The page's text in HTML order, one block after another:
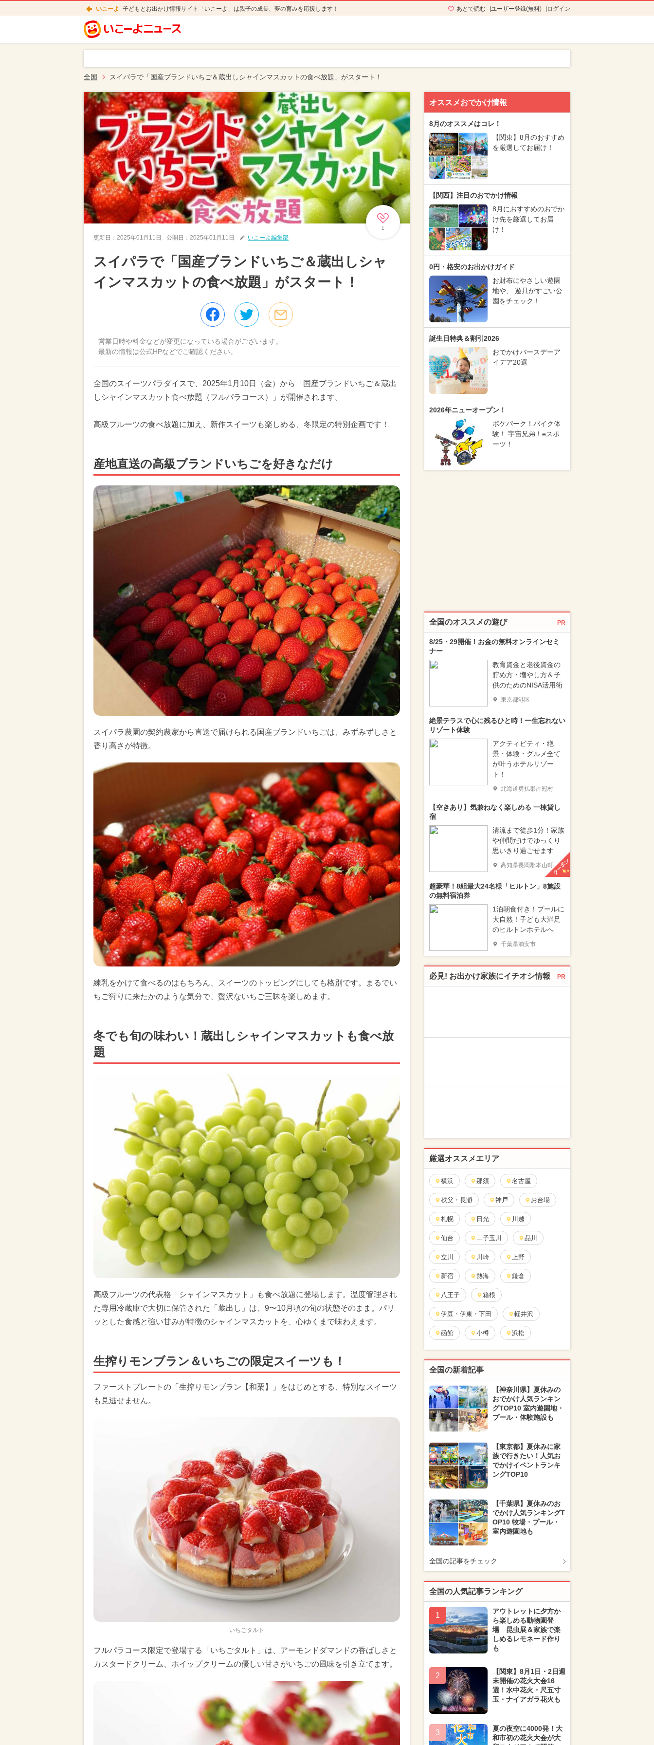
いこーよ 子どもとお出かけ情報サイト「いこーよ」は親子の成長、夢の育みを応援します！ あとで読む ユーザー登録(無料) ログイン
全国 スイパラで「国産ブランドいちご＆蔵出しシャインマスカットの食べ放題」がスタート！
1
更新日： 2025年01月11日 公開日： 2025年01月11日 いこーよ編集部
スイパラで「国産ブランドいちご＆蔵出しシャ
インマスカットの食べ放題」がスタート！
営業日時や料金などが変更になっている場合がございます。
最新の情報は公式HPなどでご確認ください。
全国のスイーツパラダイスで、2025年1月10日（金）から「国産ブランドいちご＆蔵出
しシャインマスカット食べ放題（フルパラコース）」が開催されます。
高級フルーツの食べ放題に加え、新作スイーツも楽しめる、冬限定の特別企画です！
産地直送の高級ブランドいちごを好きなだけ
スイパラ農園の契約農家から直送で届けられる国産ブランドいちごは、みずみずしさと
香り高さが特徴。
練乳をかけて食べるのはもちろん、スイーツのトッピングにしても格別です。まるでい
ちご狩りに来たかのような気分で、贅沢ないちご三昧を楽しめます。
冬でも旬の味わい！蔵出しシャインマスカットも食べ放
題
高級フルーツの代表格「シャインマスカット」も食べ放題に登場します。温度管理され
た専用冷蔵庫で大切に保管された「蔵出し」は、9〜10月頃の旬の状態そのまま。パリ
ッとした食感と強い甘みが特徴のシャインマスカットを、心ゆくまで味わえます。
生搾りモンブラン＆いちごの限定スイーツも！
ファーストプレートの「生搾りモンブラン【和栗】」をはじめとする、特別なスイーツ
も見逃せません。
いちごタルト
フルパラコース限定で登場する「いちごタルト」は、アーモンドダマンドの香ばしさと
カスタードクリーム、ホイップクリームの優しい甘さがいちごの風味を引き立てます。
オススメおでかけ情報
8月のオススメはコレ！
【関東】8月のおすすめ
を厳選してお届け！
【関西】注目のおでかけ情報
8月におすすめのおでか
け先を厳選してお届
け！
0円・格安のお出かけガイド
お財布にやさしい遊園
地や、 遊具がすごい公
園をチェック！
誕生日特典＆割引2026
おでかけバースデーア
イデア20選
2026年ニューオープン！
ポケパーク！バイク体
験！ 宇宙兄弟！eスポ
ーツ！
全国のオススメの遊び PR
8/25・29開催！お金の無料オンラインセミ
ナー
教育資金と老後資金の
貯め方・増やし方＆子
供のためのNISA活用術
東京都港区
絶景テラスで心に残るひと時！一生忘れない
リゾート体験
アクティビティ・絶
景・体験・グルメ全て
が叶うホテルリゾー
ト！
北海道勇払郡占冠村
【空きあり】気兼ねなく楽しめる 一棟貸し
宿
清流まで徒歩1分！家族
や仲間だけでゆっくり
思いきり過ごせます
高知県長岡郡本山町クーポン
超豪華！8組最大24名様「ヒルトン」8施設
の無料宿泊券
1泊朝食付き！プールに
大自然！子ども大満足
のヒルトンホテルへ
千葉県浦安市
必見! お出かけ家族にイチオシ情報 PR
厳選オススメエリア
横浜 那須 名古屋
秩父・長瀞 神戸 お台場
札幌 日光 川越
仙台 二子玉川 品川
立川 川崎 上野
新宿 熱海 鎌倉
八王子 箱根
伊豆・伊東・下田 軽井沢
函館 小樽 浜松
全国の新着記事
【神奈川県】夏休みの
おでかけ人気ランキン
グTOP10 室内遊園地・
プール・体験施設も
【東京都】夏休みに家
族で行きたい！人気お
でかけイベントランキ
ングTOP10
【千葉県】夏休みのお
でかけ人気ランキングT
OP10 牧場・プール・
室内遊園地も
全国の記事をチェック
全国の人気記事ランキング
1
アウトレットに夕方か
ら楽しめる動物園登
場 昆虫展＆家族で楽
しめるレモネード作り
も
2
【関東】8月1日・2日週
末開催の花火大会16
選！水中花火・尺五寸
玉・ナイアガラ花火も
3
夏の夜空に4000発！大
和市初の花火大会が大